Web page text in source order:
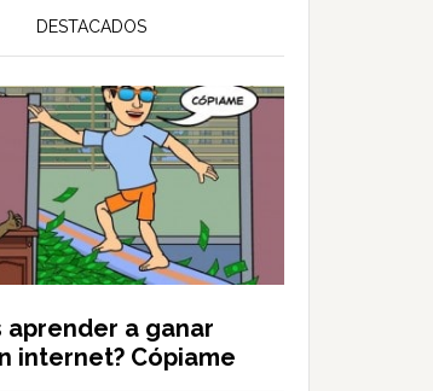
DESTACADOS
aprender a ganar
internet? Cópiame